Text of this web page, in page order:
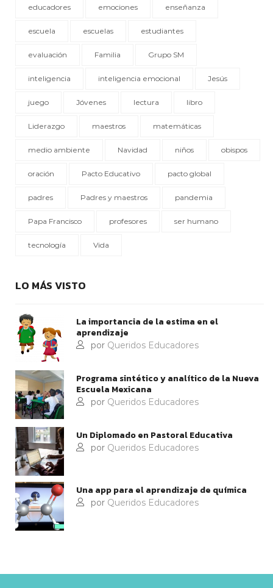
educadores emociones enseñanza
escuela escuelas estudiantes
evaluación Familia Grupo SM
inteligencia inteligencia emocional Jesús
juego Jóvenes lectura libro
Liderazgo maestros matemáticas
medio ambiente Navidad niños obispos
oración Pacto Educativo pacto global
padres Padres y maestros pandemia
Papa Francisco profesores ser humano
tecnología Vida
LO MÁS VISTO
La importancia de la estima en el
aprendizaje
por Queridos Educadores
Programa sintético y analítico de la Nueva
Escuela Mexicana
por Queridos Educadores
Un Diplomado en Pastoral Educativa
por Queridos Educadores
Una app para el aprendizaje de química
por Queridos Educadores